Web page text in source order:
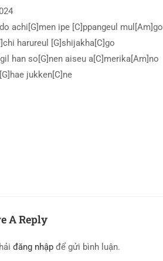
achi[G]men ipe [C]ppangeul mul[Am]go
harureul [G]shijakha[C]go
han so[G]nen aiseu a[C]merika[Am]no
jukken[C]ne
A Reply
đăng nhập để gửi bình luận.